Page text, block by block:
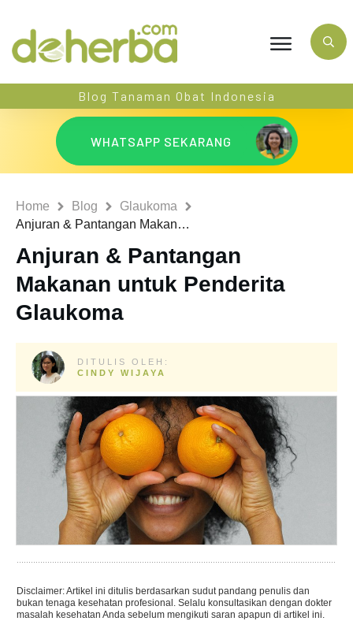
Blog Tanaman Obat Indonesia
WHATSAPP SEKARANG
Home Blog
Glaukoma
Anjuran & Pantangan Makanan untuk Penderita Glaukoma
Anjuran & Pantangan
Makanan untuk Penderita
Glaukoma
DITULIS OLEH:
CINDY WIJAYA
Disclaimer: Artikel ini ditulis berdasarkan sudut pandang penulis dan
bukan tenaga kesehatan profesional. Selalu konsultasikan dengan dokter
masalah kesehatan Anda sebelum mengikuti saran apapun di artikel ini.